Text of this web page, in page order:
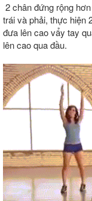
2 chân đứng rộng
trái và phải, thực hiện
đưa lên cao vẩy tay
lên cao qua đầu.